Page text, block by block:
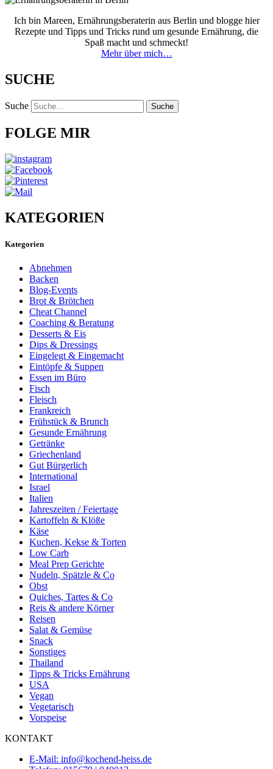
Ich bin Mareen, Ernährungsberaterin aus Berlin und blogge hier
Rezepte und Tipps und Tricks rund um gesunde Ernährung, die
Spaß macht und schmeckt!
Mehr über mich…
SUCHE
Suche Suche
FOLGE MIR
KATEGORIEN
Kategorien
Abnehmen
Backen
Blog-Events
Brot & Brötchen
Cheat Channel
Coaching & Beratung
Desserts & Eis
Dips & Dressings
Eingelegt & Eingemacht
Eintöpfe & Suppen
Essen im Büro
Fisch
Fleisch
Frankreich
Frühstück & Brunch
Gesunde Ernährung
Getränke
Griechenland
Gut Bürgerlich
International
Israel
Italien
Jahreszeiten / Feiertage
Kartoffeln & Klöße
Käse
Kuchen, Kekse & Torten
Low Carb
Meal Prep Gerichte
Nudeln, Spätzle & Co
Obst
Quiches, Tartes & Co
Reis & andere Körner
Reisen
Salat & Gemüse
Snack
Sonstiges
Thailand
Tipps & Tricks Ernährung
USA
Vegan
Vegetarisch
Vorspeise
KONTAKT
E-Mail: info@kochend-heiss.de